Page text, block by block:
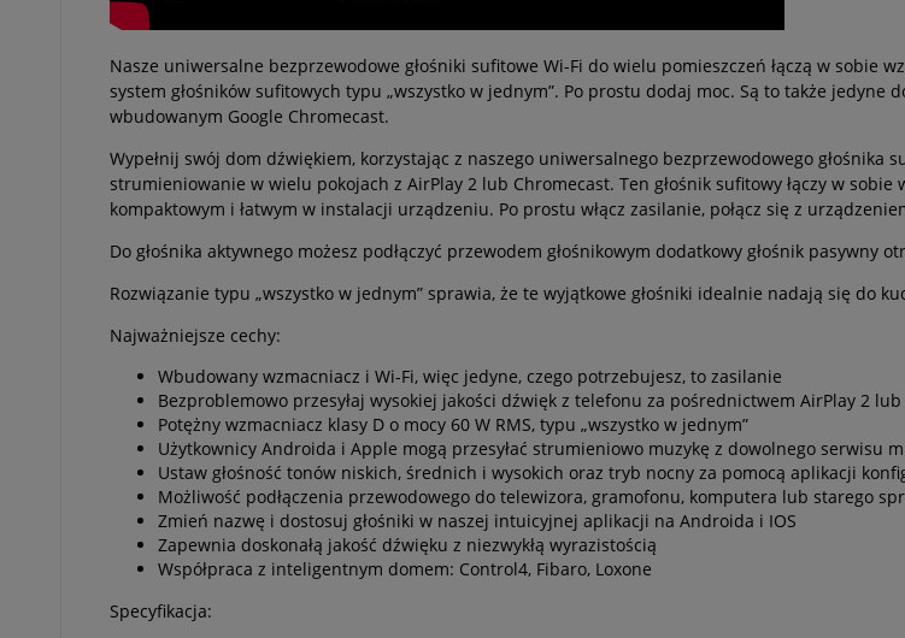
Nasze uniwersalne bezprzewodowe głośniki sufitowe Wi-Fi do wielu pomieszczeń łączą w sobie
system głośników sufitowych typu „wszystko w jednym”. Po prostu dodaj moc. Są to także
wbudowanym Google Chromecast.
Wypełnij swój dom dźwiękiem, korzystając z naszego uniwersalnego bezprzewodowego głośnika
strumieniowanie w wielu pokojach z AirPlay 2 lub Chromecast. Ten głośnik sufitowy łączy w
kompaktowym i łatwym w instalacji urządzeniu. Po prostu włącz zasilanie, połącz się z
Do głośnika aktywnego możesz podłączyć przewodem głośnikowym dodatkowy głośnik pasywny
Rozwiązanie typu „wszystko w jednym” sprawia, że te wyjątkowe głośniki idealnie nadają się do
Najważniejsze cechy:
Wbudowany wzmacniacz i Wi-Fi, więc jedyne, czego potrzebujesz, to zasilanie
Bezproblemowo przesyłaj wysokiej jakości dźwięk z telefonu za pośrednictwem AirPlay 2
Potężny wzmacniacz klasy D o mocy 60 W RMS, typu „wszystko w jednym”
Użytkownicy Androida i Apple mogą przesyłać strumieniowo muzykę z dowolnego serwisu
Ustaw głośność tonów niskich, średnich i wysokich oraz tryb nocny za pomocą aplikacji
Możliwość podłączenia przewodowego do telewizora, gramofonu, komputera lub starego
Zmień nazwę i dostosuj głośniki w naszej intuicyjnej aplikacji na Androida i IOS
Zapewnia doskonałą jakość dźwięku z niezwykłą wyrazistością
Współpraca z inteligentnym domem: Control4, Fibaro, Loxone
Specyfikacja: